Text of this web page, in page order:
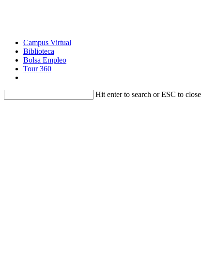
Campus Virtual
Biblioteca
Bolsa Empleo
Tour 360
Hit enter to search or ESC to close